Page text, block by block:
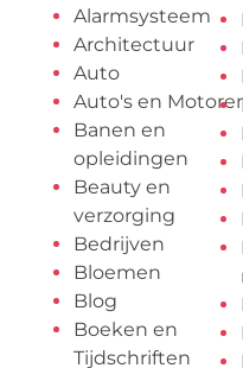
Alarmsysteem
Architectuur
Auto
Auto's en
Banen en
opleidingen
Beauty en
verzorging
Bedrijven
Bloemen
Blog
Boeken en
Tijdschriften